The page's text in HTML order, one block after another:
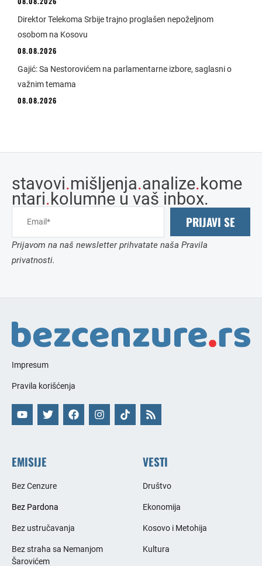
Direktor Telekoma Srbije trajno proglašen nepoželjnom
osobom na Kosovu
08.08.2026
Gajić: Sa Nestorovićem na parlamentarne izbore, saglasni o
važnim temama
08.08.2026
stavovi.mišljenja.analize.kome
ntari.kolumne u vaš inbox.
PRIJAVI SE
Prijavom na naš newsletter prihvatate naša Pravila
privatnosti.
Impresum
Pravila korišćenja
EMISIJE
Bez Cenzure
Bez Pardona
Bez ustručavanja
Bez straha sa Nemanjom
Šarovićem
VESTI
Društvo
Ekonomija
Kosovo i Metohija
Kultura